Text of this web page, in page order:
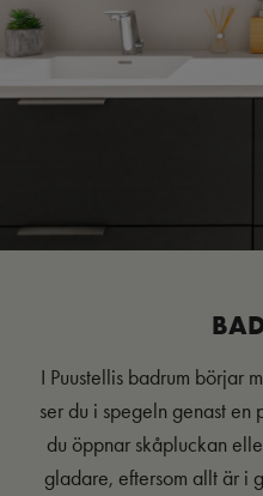
I Puustellis badrum börjar
ser du i spegeln genast
du öppnar skåpluckan
gladare, eftersom allt är i